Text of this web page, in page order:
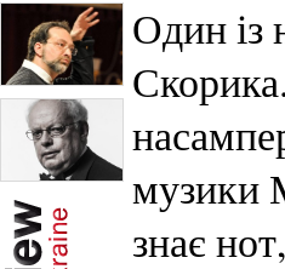
Один із
музики
знає